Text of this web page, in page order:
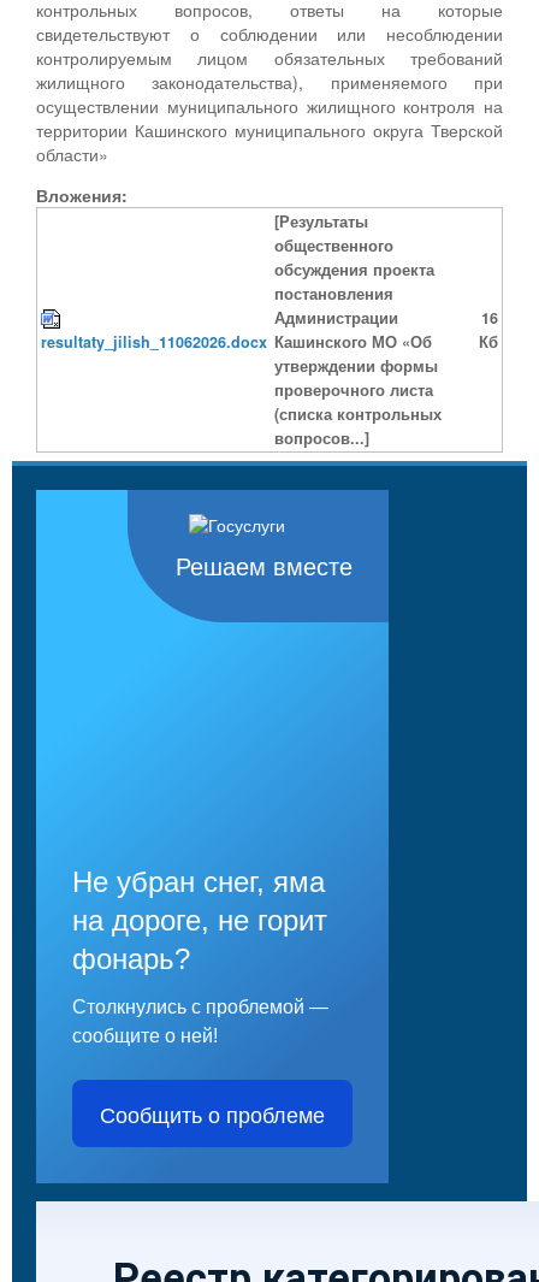
контрольных вопросов, ответы на которые
свидетельствуют о соблюдении или несоблюдении
контролируемым лицом обязательных требований
жилищного законодательства), применяемого при
осуществлении муниципального жилищного контроля на
территории Кашинского муниципального округа Тверской
области»
Вложения:
resultaty_jilish_11062026.docx
[Результаты
общественного
обсуждения проекта
постановления
Администрации
Кашинского МО «Об
утверждении формы
проверочного листа
(списка контрольных
вопросов...]
16
Кб
Решаем вместе
Не убран снег, яма
на дороге, не горит
фонарь?
Столкнулись с проблемой —
сообщите о ней!
Сообщить о проблеме